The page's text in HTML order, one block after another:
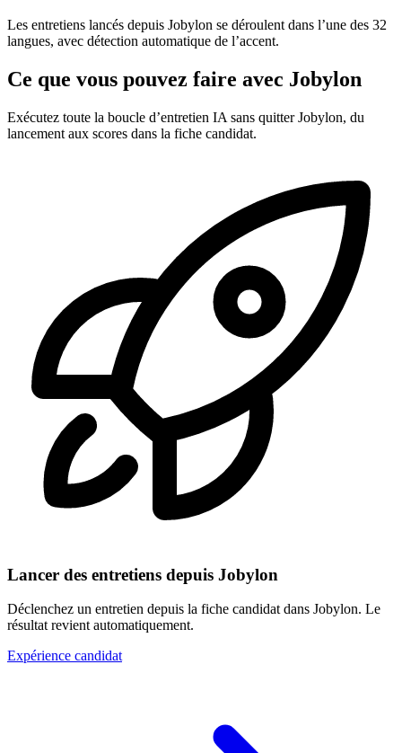
Les entretiens lancés depuis Jobylon se déroulent dans l’une des 32
langues, avec détection automatique de l’accent.
Ce que vous pouvez faire avec Jobylon
Exécutez toute la boucle d’entretien IA sans quitter Jobylon, du
lancement aux scores dans la fiche candidat.
Lancer des entretiens depuis Jobylon
Déclenchez un entretien depuis la fiche candidat dans Jobylon. Le
résultat revient automatiquement.
Expérience candidat